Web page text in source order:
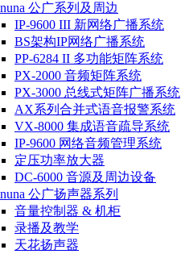
公广系列及周边
IP-9600 III 新网络广播系统
BS架构IP网络广播系统
PP-6284 II 多功能矩阵系统
PX-2000 音频矩阵系统
PX-3000 总线式矩阵广播系统
AX系列合并式语音报警系统
VX-8000 集成语音疏导系统
IP-9600 网络音频管理系统
定压功率放大器
DC-6000 音源及周边设备
公广扬声器系列
音量控制器 & 机柜
录播及教学
天花扬声器